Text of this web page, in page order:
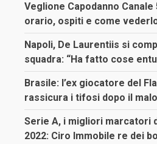
Veglione Capodanno
orario, ospiti e come
Napoli, De Laurentiis si
squadra: “Ha fatto cose
Brasile: l’ex giocatore del
rassicura i tifosi dopo il
Serie A, i migliori marcatori
2022: Ciro Immobile re dei